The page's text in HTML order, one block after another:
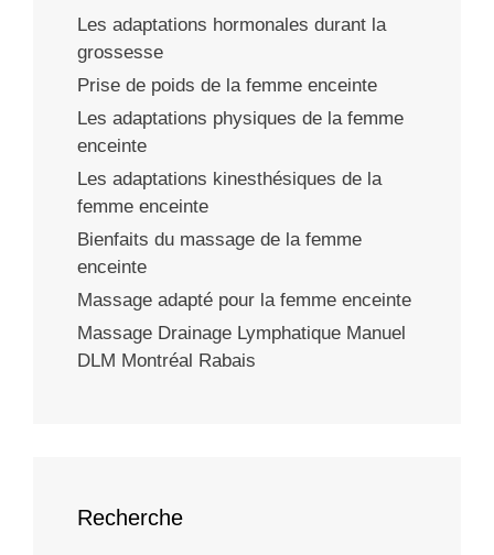
Les adaptations hormonales durant la
grossesse
Prise de poids de la femme enceinte
Les adaptations physiques de la femme
enceinte
Les adaptations kinesthésiques de la
femme enceinte
Bienfaits du massage de la femme
enceinte
Massage adapté pour la femme enceinte
Massage Drainage Lymphatique Manuel
DLM Montréal Rabais
Recherche